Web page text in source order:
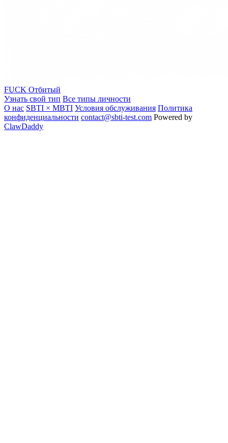
FUCK Отбитый
Узнать свой тип Все типы личности
О нас SBTI × MBTI Условия обслуживания Политика
конфиденциальности contact@sbti-test.com Powered by
ClawDaddy